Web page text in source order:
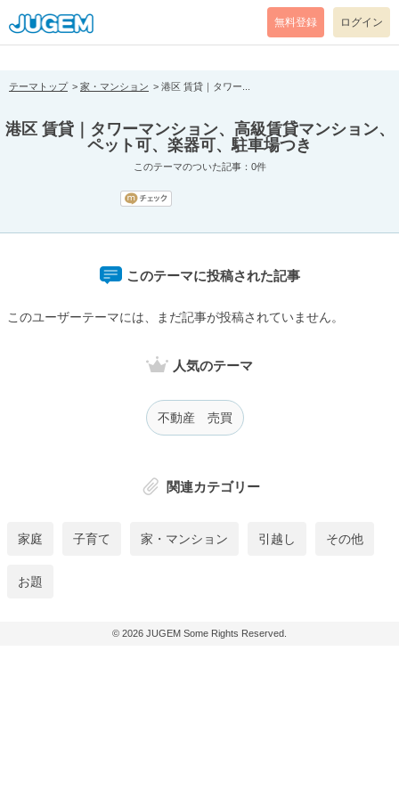
[pear_error: message="Success" code=0 mode=return level=notice
prefix="" info=""]
無料登録 ログイン
テーマトップ 家・マンション 港区 賃貸｜タワー...
港区 賃貸｜タワーマンション、高級賃貸マンション、
ペット可、楽器可、駐車場つき
このテーマのついた記事：0件
このテーマに投稿された記事
このユーザーテーマには、まだ記事が投稿されていません。
人気のテーマ
不動産 売買
関連カテゴリー
家庭 子育て 家・マンション 引越し その他
お題
© 2026 JUGEM Some Rights Reserved.